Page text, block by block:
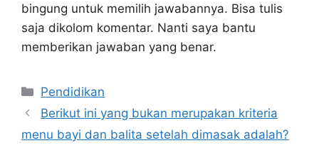
bingung untuk memilih jawabannya. Bisa tulis
saja dikolom komentar. Nanti saya bantu
memberikan jawaban yang benar.
Kategori
Pendidikan
Berikut ini yang bukan merupakan kriteria
menu bayi dan balita setelah dimasak adalah?